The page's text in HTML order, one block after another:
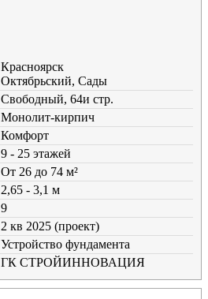
Красноярск
Октябрьский, Сады
Свободный, 64и стр.
Монолит-кирпич
Комфорт
9 - 25 этажей
От 26 до 74 м²
2,65 - 3,1 м
9
2 кв 2025 (проект)
Устройство фундамента
ГК СТРОЙИННОВАЦИЯ